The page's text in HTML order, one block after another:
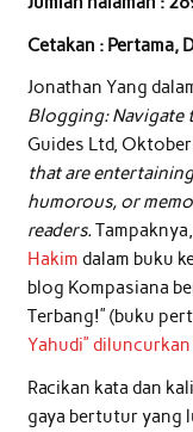
Cetakan : Pertama,
Jonathan Yang
Blogging: Navigate
Guides Ltd,
that are
humorous, or
readers.
Hakim dalam buku
blog Kompasiana
Terbang!” (buku
Yahudi”
Racikan kata dan
gaya bertutur yang